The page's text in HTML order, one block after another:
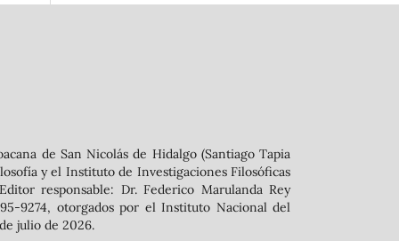
de San Nicolás de Hidalgo (Santiago Tapia
y el Instituto de Investigaciones Filosóficas
responsable: Dr. Federico Marulanda Rey
9274, otorgados por el Instituto Nacional del
julio de 2026.